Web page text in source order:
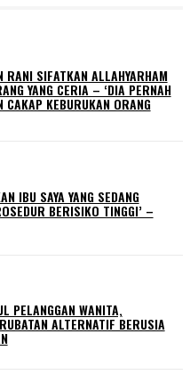
RANI SIFATKAN ALLAHYARHAM
YANG CERIA – ‘DIA PERNAH
CAKAP KEBURUKAN ORANG
IBU SAYA YANG SEDANG
BERISIKO TINGGI’ –
PELANGGAN WANITA,
ALTERNATIF BERUSIA